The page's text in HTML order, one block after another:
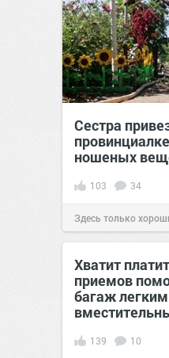
Сестра
ношеных
103 34
Здесь только
2020
Хватит
приемов
багаж
139 10